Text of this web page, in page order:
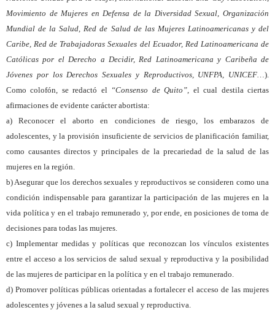
Movimiento de Mujeres en Defensa de la Diversidad Sexual, Organización
Mundial de la Salud, Red de Salud de las Mujeres Latinoamericanas y del
Caribe, Red de Trabajadoras Sexuales del Ecuador, Red Latinoamericana de
Católicas por el Derecho a Decidir, Red Latinoamericana y Caribeña de
Jóvenes por los Derechos Sexuales y Reproductivos, UNFPA, UNICEF…).
Como colofón, se redactó el “Consenso de Quito”, el cual destila ciertas
afirmaciones de evidente carácter abortista:
a) Reconocer el aborto en condiciones de riesgo, los embarazos de
adolescentes, y la provisión insuficiente de servicios de planificación familiar,
como causantes directos y principales de la precariedad de la salud de las
mujeres en la región.
b) Asegurar que los derechos sexuales y reproductivos se consideren como una
condición indispensable para garantizar la participación de las mujeres en la
vida política y en el trabajo remunerado y, por ende, en posiciones de toma de
decisiones para todas las mujeres.
c) Implementar medidas y políticas que reconozcan los vínculos existentes
entre el acceso a los servicios de salud sexual y reproductiva y la posibilidad
de las mujeres de participar en la política y en el trabajo remunerado.
d) Promover políticas públicas orientadas a fortalecer el acceso de las mujeres
adolescentes y jóvenes a la salud sexual y reproductiva.